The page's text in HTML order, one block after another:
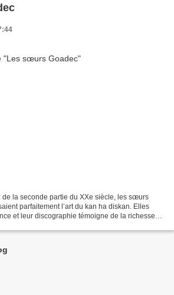
de la seconde partie du XXe siècle, les sœurs
parfaitement l’art du kan ha diskan. Elles
et leur discographie témoigne de la richesse